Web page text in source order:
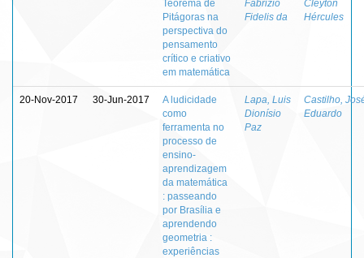
Teorema de
Pitágoras na
perspectiva do
pensamento
crítico e criativo
em matemática
Fabrizio
Fidelis da
Cleyton
Hércules
20-Nov-2017 30-Jun-2017
A ludicidade
como
ferramenta no
processo de
ensino-
aprendizagem
da matemática
: passeando
por Brasília e
aprendendo
geometria :
experiências
Lapa, Luis
Dionísio
Paz
Castilho,
Eduardo